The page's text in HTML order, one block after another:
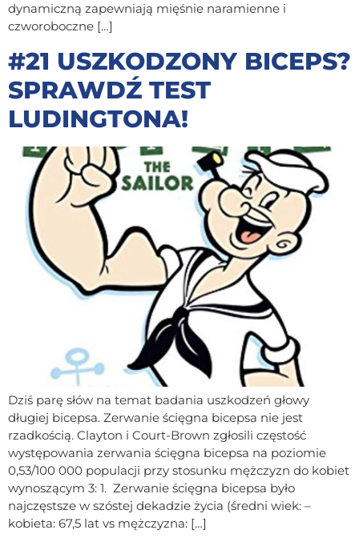
dynamiczną zapewniają mięśnie naramienne i
czworoboczne […]
#21 USZKODZONY BICEPS?
SPRAWDŹ TEST
LUDINGTONA!
Dziś parę słów na temat badania uszkodzeń głowy
długiej bicepsa. Zerwanie ścięgna bicepsa nie jest
rzadkością. Clayton i Court-Brown zgłosili częstość
występowania zerwania ścięgna bicepsa na poziomie
0,53/100 000 populacji przy stosunku mężczyzn do kobiet
wynoszącym 3: 1. Zerwanie ścięgna bicepsa było
najczęstsze w szóstej dekadzie życia (średni wiek: –
kobieta: 67,5 lat vs mężczyzna: […]